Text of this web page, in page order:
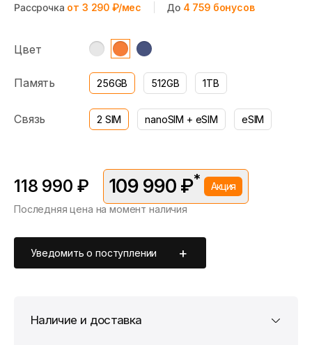
Рассрочка от 3 290 ₽/мес До 4 759бонусов
Цвет
Память 256GB 512GB 1TB
Связь 2 SIM nanoSIM + eSIM eSIM
118 990 ₽ 109 990 ₽* Акция
*Скидка предоставляется в рамках временной акции.
Последняя цена на момент наличия
Уведомить о поступлении
Наличие и доставка